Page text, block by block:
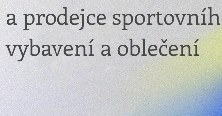
a prodejce
vybavení a oblečení